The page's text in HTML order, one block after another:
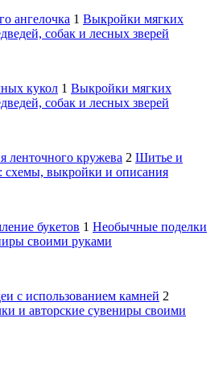
ангелочка 1 Выкройки мягких
собак и лесных зверей
кукол 1 Выкройки мягких
собак и лесных зверей
ленточного кружева 2 Шитье и
схемы, выкройки и описания
букетов 1 Необычные поделки
своими руками
с использованием камней 2
и авторские сувениры своими